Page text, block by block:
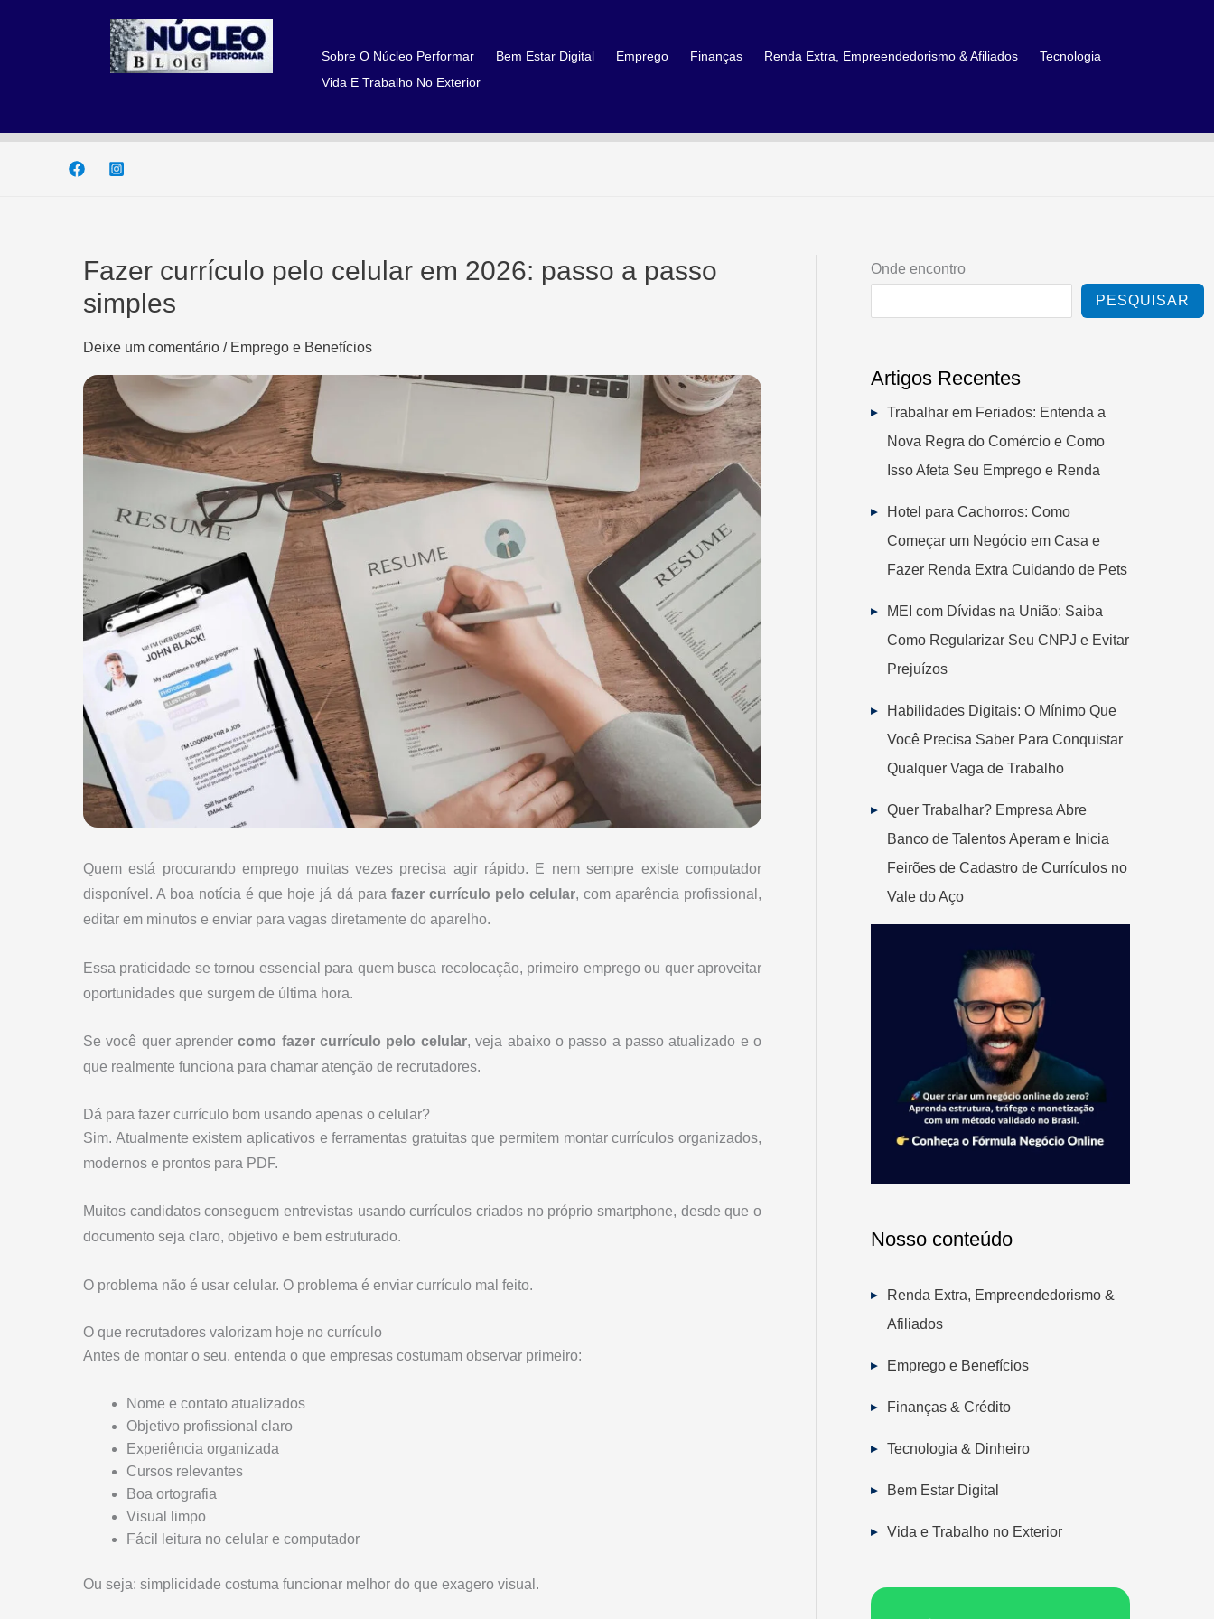
Sobre O Núcleo Performar Bem Estar Digital Emprego Finanças Renda Extra, Empreendedorismo & Afiliados
Tecnologia
Vida E Trabalho No Exterior
Fazer currículo pelo celular em 2026: passo a passo
simples
Deixe um comentário / Emprego e Benefícios
Quem está procurando emprego muitas vezes precisa agir rápido. E nem sempre existe computador
disponível. A boa notícia é que hoje já dá para fazer currículo pel o celular, com aparência profissional,
editar em minutos e enviar para vagas diretamente do aparelho.
Essa praticidade se tornou essencial para quem busca recolocação, primeiro emprego ou quer aproveitar
oportunidades que surgem de última hora.
Se você quer aprendercomo fazer currículo pelo celular, veja abaixo o passo a passo atualizado e o
que realmente funciona para chamar atenção de recrutadores.
Dá para fazer currículo bom usando apenas o celular?
Sim. Atualmente existem aplicativos e ferramentas gratuitas que permitem montar currículos organizados,
modernos e prontos para PDF.
Muitos candidatos conseguem entrevistas usando currículos criados no próprio smartphone, desde que o
documento seja claro, objetivo e bem estruturado.
O problema não é usar celular. O problema é enviar currículo mal feito.
O que recrutadores valorizam hoje no currículo
Antes de montar o seu, entenda o que empresas costumam observar primeiro:
Nome e contato atualizados
Objetivo profissional claro
Experiência organizada
Cursos relevantes
Boa ortografia
Visual limpo
Fácil leitura no celular e computador
Ou seja: simplicidade costuma funcionar melhor do que exagero visual.
Onde encontro
PESQUISAR
Artigos Recentes
Trabalhar em Feriados: Entenda a
Nova Regra do Comércio e Como
Isso Afeta Seu Emprego e Renda
Hotel para Cachorros: Como
Começar um Negócio em Casa e
Fazer Renda Extra Cuidando de Pets
MEI com Dívidas na União: Saiba
Como Regularizar Seu CNPJ e Evitar
Prejuízos
Habilidades Digitais: O Mínimo Que
Você Precisa Saber Para Conquistar
Qualquer Vaga de Trabalho
Quer Trabalhar? Empresa Abre
Banco de Talentos Aperam e Inicia
Feirões de Cadastro de Currículos no
Vale do Aço
Nosso conteúdo
Renda Extra, Empreendedorismo &
Afiliados
Emprego e Benefícios
Finanças & Crédito
Tecnologia & Dinheiro
Bem Estar Digital
Vida e Trabalho no Exterior